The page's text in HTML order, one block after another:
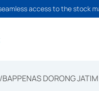
access to the stock
/BAPPENAS DORONG